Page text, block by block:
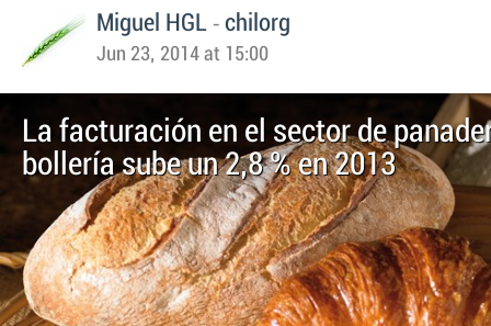
Miguel HGL - chilorg
Jun 23, 2014 at 15:00
La facturación en el sector de
bollería sube un 2,8 % en 2013